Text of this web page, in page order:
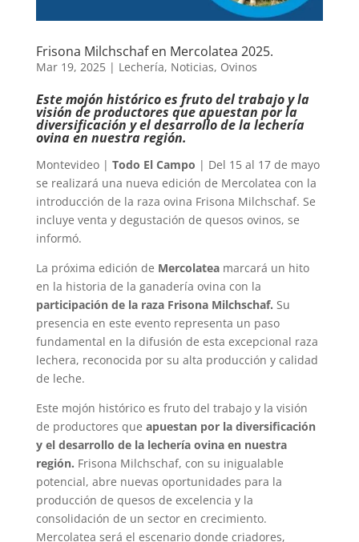
Frisona Milchschaf en Mercolatea 2025.
Mar 19, 2025| Lechería, Noticias, Ovinos
Este mojón histórico es fruto del trabajo y la
visión de productores que apuestan por la
diversificación y el desarrollo de la lechería
ovina en nuestra región.
Montevideo | Todo El Campo | Del 15 al 17 de mayo
se realizará una nueva edición de Mercolatea con la
introducción de la raza ovina Frisona Milchschaf. Se
incluye venta y degustación de quesos ovinos, se
informó.
La próxima edición de Mercolateamarcará un hito
en la historia de la ganadería ovina con la
participación de la raza Frisona Milchschaf. Su
presencia en este evento representa un paso
fundamental en la difusión de esta excepcional raza
lechera, reconocida por su alta producción y calidad
de leche.
Este mojón histórico es fruto del trabajo y la visión
de productores que apuestan por la diversificación
y el desarrollo de la lechería ovina en nuestra
región. Frisona Milchschaf, con su inigualable
potencial, abre nuevas oportunidades para la
producción de quesos de excelencia y la
consolidación de un sector en crecimiento.
Mercolatea será el escenario donde criadores,